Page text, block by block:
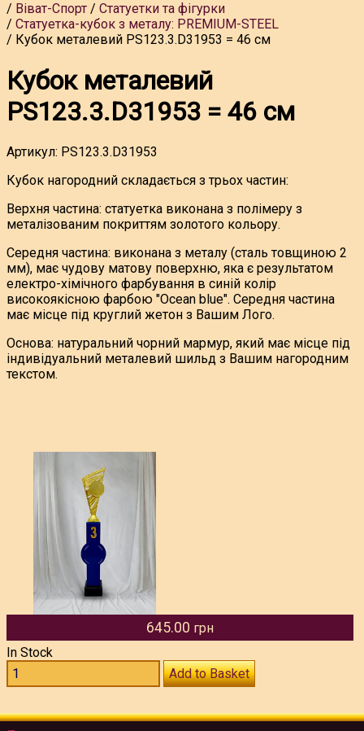
Віват-Спорт
Статуетки та фігурки
Статуетка-кубок з металу: PREMIUM-STEEL
Кубок металевий PS123.3.D31953 = 46 см
Кубок металевий
PS123.3.D31953 = 46 см
Артикул: PS123.3.D31953
Кубок нагородний складається з трьох частин:
Верхня частина: статуетка виконана з полімеру з
металізованим покриттям золотого кольору.
Середня частина: виконана з металу (сталь товщиною 2
мм), має чудову матову поверхню, яка є результатом
електро-хімічного фарбування в синій колір
високоякісною фарбою "Ocean blue". Середня частина
має місце під круглий жетон з Вашим Лого.
Основа: натуральний чорний мармур, який має місце під
індивідуальний металевий шильд з Вашим нагородним
текстом.
645.00 грн
In Stock
Add to Basket